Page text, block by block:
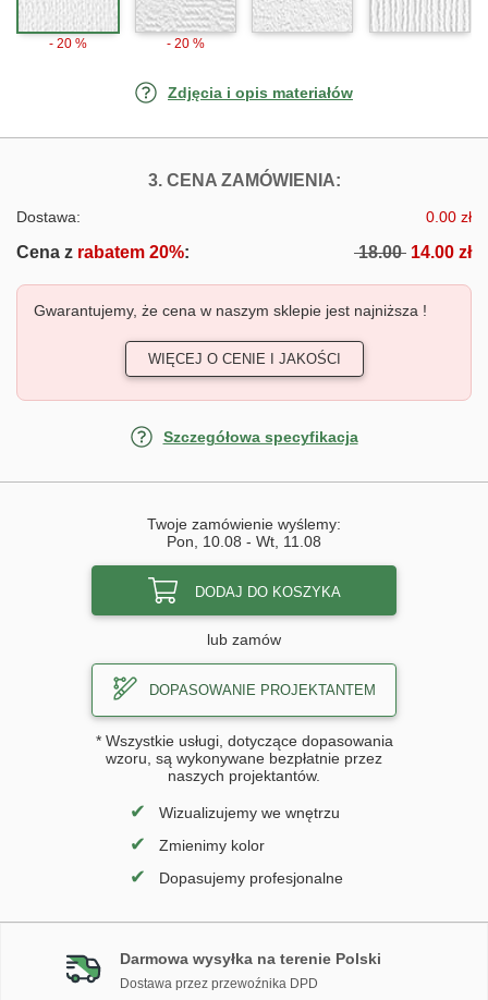
- 20 % - 20 %
Zdjęcia i opis materiałów
3. CENA ZAMÓWIENIA:FOTOTAPETY
Dostawa: 0.00 zł
Cena z rabatem 20%: 18.00 14.00 zł
Gwarantujemy, że cena w naszym sklepie jest najniższa !
WIĘCEJ O CENIE I JAKOŚCI
Szczegółowa specyfikacja
Twoje zamówienie wyślemy:
Pon, 10.08 - Wt, 11.08
DODAJ DO KOSZYKA
lub zamów
DOPASOWANIE PROJEKTANTEM
* Wszystkie usługi, dotyczące dopasowania
wzoru, są wykonywane bezpłatnie przez
naszych projektantów.
✔ Wizualizujemy we wnętrzu
✔ Zmienimy kolor
✔ Dopasujemy profesjonalne
Darmowa wysyłka na terenie Polski
Dostawa przez przewoźnika DPD